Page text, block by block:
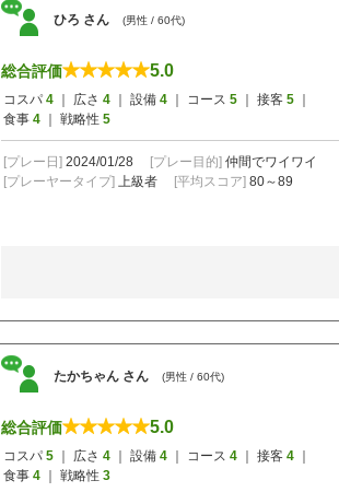
ひろ さん (男性 / 60代)
総合評価 5.0
コスパ 4 ｜ 広さ 4 ｜ 設備 4 ｜ コース 5 ｜ 接客 5
食事 4 ｜ 戦略性 5
[プレー日] 2024/01/28 [プレー目的] 仲間でワイワイ
[プレーヤータイプ] 上級者 [平均スコア] 80～89
たかちゃん さん (男性 / 60代)
総合評価 5.0
コスパ 5 ｜ 広さ 4 ｜ 設備 4 ｜ コース 4 ｜ 接客 4
食事 4 ｜ 戦略性 3